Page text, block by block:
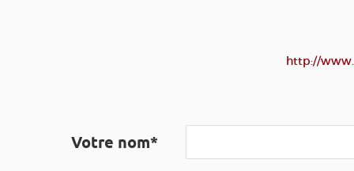
http://
Votre nom*